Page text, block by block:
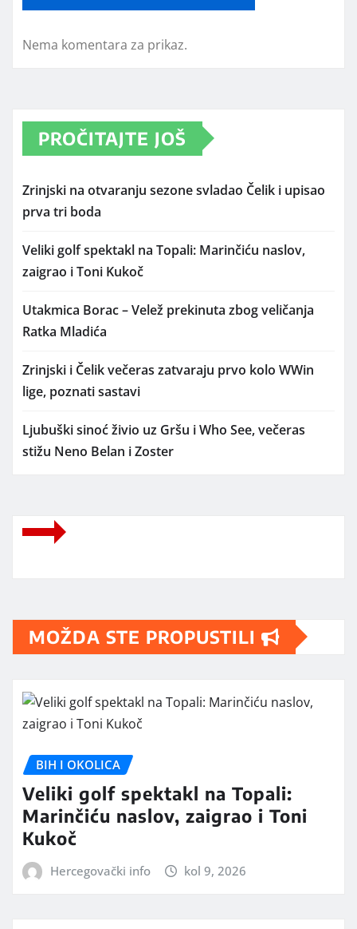
Nema komentara za prikaz.
PROČITAJTE JOŠ
Zrinjski na otvaranju sezone svladao Čelik i upisao
prva tri boda
Veliki golf spektakl na Topali: Marinčiću naslov,
zaigrao i Toni Kukoč
Utakmica Borac – Velež prekinuta zbog veličanja
Ratka Mladića
Zrinjski i Čelik večeras zatvaraju prvo kolo WWin
lige, poznati sastavi
Ljubuški sinoć živio uz Gršu i Who See, večeras
stižu Neno Belan i Zoster
MOŽDA STE PROPUSTILI
BIH I OKOLICA
Veliki golf spektakl na Topali:
Marinčiću naslov, zaigrao i Toni
Kukoč
Hercegovački info kol 9, 2026